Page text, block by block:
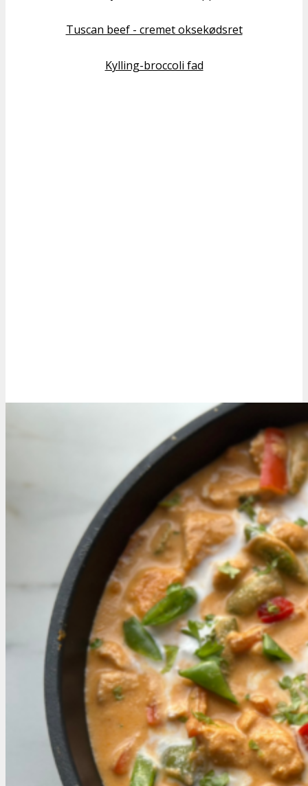
Tuscan beef - cremet oksekødsret
Kylling-broccoli fad